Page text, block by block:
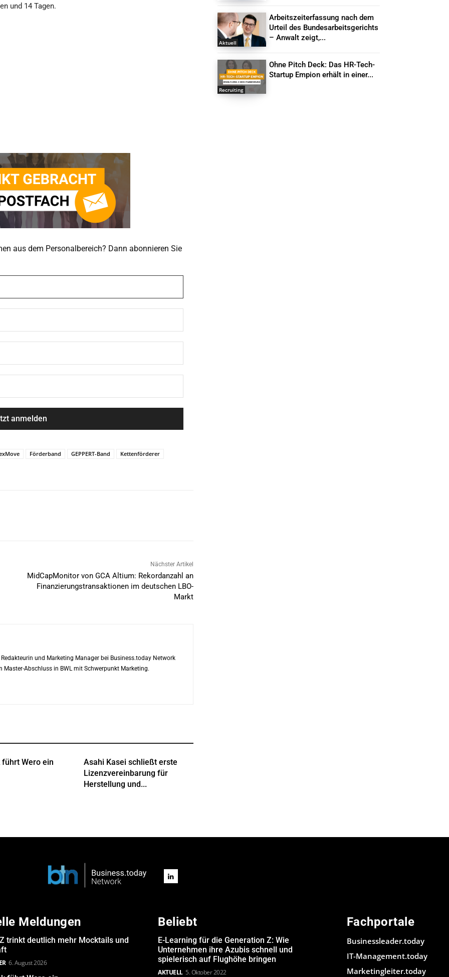
und 14 Tagen.
aus dem Personalbereich? Dann abonnieren Sie
Förderband GEPPERT-Band
Kettenförderer
Nächster Artikel
MidCapMonitor von GCA Altium: Rekordanzahl an
Finanzierungstransaktionen im deutschen LBO-
Markt
und Marketing Manager bei Business.today Network
Master-Abschluss in BWL mit Schwerpunkt Marketing.
Wero ein
Asahi Kasei schließt erste
Lizenzvereinbarung für
Herstellung und...
Aktuell
Arbeitszeiterfassung nach dem
Urteil des Bundesarbeitsgerichts
– Anwalt zeigt,...
Recruiting
Ohne Pitch Deck: Das HR-Tech-
Startup Empion erhält in einer...
Meldungen
trinkt deutlich mehr Mocktails und
6. August 2026
Beliebt
E-Learning für die Generation Z: Wie
Unternehmen ihre Azubis schnell und
spielerisch auf Flughöhe bringen
AKTUELL 5. Oktober 2022
Fachportale
Businessleader.today
IT-Management.today
Marketingleiter.today